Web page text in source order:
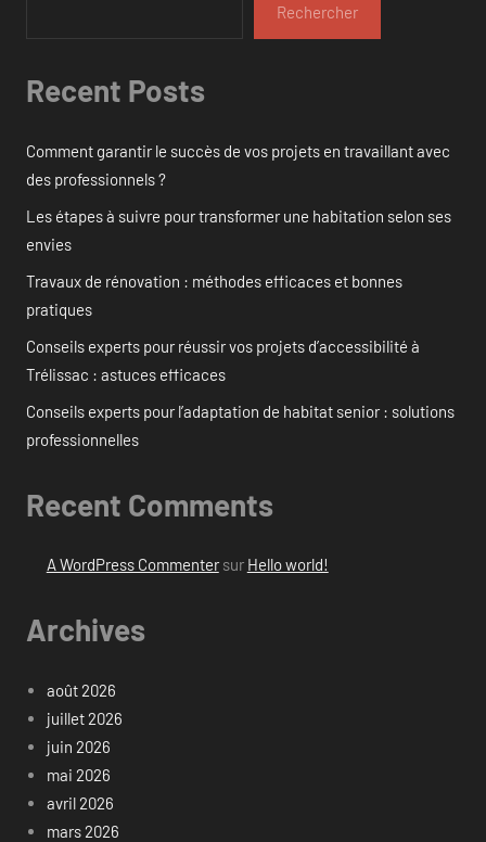
Rechercher
Recent Posts
Comment garantir le succès de vos projets en travaillant avec
des professionnels ?
Les étapes à suivre pour transformer une habitation selon ses
envies
Travaux de rénovation : méthodes efficaces et bonnes
pratiques
Conseils experts pour réussir vos projets d’accessibilité à
Trélissac : astuces efficaces
Conseils experts pour l’adaptation de habitat senior : solutions
professionnelles
Recent Comments
A WordPress Commentersur Hello world!
Archives
août 2026
juillet 2026
juin 2026
mai 2026
avril 2026
mars 2026